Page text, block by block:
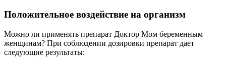
Положительное воздействие на организм
Можно ли применять препарат Доктор Мом беременным
женщинам? При соблюдении дозировки препарат дает
следующие результаты: